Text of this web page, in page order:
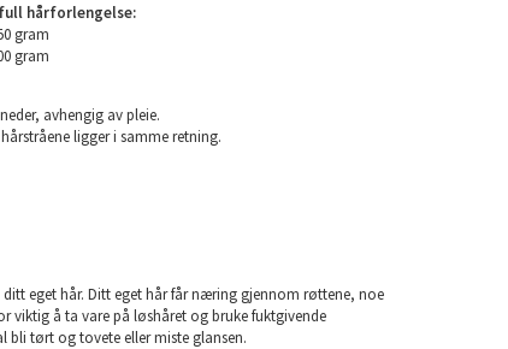
hårforlengelse:
gram
gram
avhengig av pleie.
ligger i samme retning.
ditt eget hår. Ditt eget hår får næring gjennom røttene, noe
viktig å ta vare på løshåret og bruke fuktgivende
bli tørt og tovete eller miste glansen.